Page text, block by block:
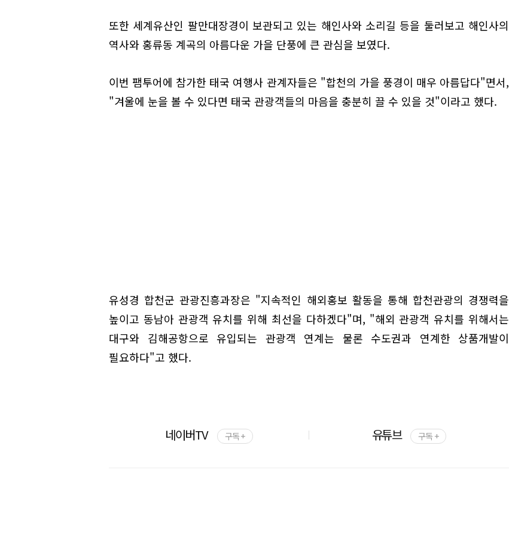
또한 세계유산인 팔만대장경이 보관되고 있는 해인사와 소리길 등을 둘러보고 해인사의
역사와 홍류동 계곡의 아름다운 가을 단풍에 큰 관심을 보였다.
이번 팸투어에 참가한 태국 여행사 관계자들은 "합천의 가을 풍경이 매우 아름답다"면서,
"겨울에 눈을 볼 수 있다면 태국 관광객들의 마음을 충분히 끌 수 있을 것"이라고 했다.
유성경 합천군 관광진흥과장은 "지속적인 해외홍보 활동을 통해 합천관광의 경쟁력을
높이고 동남아 관광객 유치를 위해 최선을 다하겠다"며, "해외 관광객 유치를 위해서는
대구와 김해공항으로 유입되는 관광객 연계는 물론 수도권과 연계한 상품개발이
필요하다"고 했다.
네이버TV 구독 + 유튜브 구독 +